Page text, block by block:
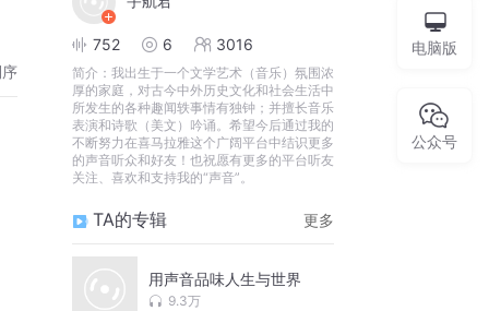
752 6 3016
简介： 我出生于一个文学艺术（音乐）氛围浓
厚的家庭，对古今中外历史文化和社会生活中
所发生的各种趣闻轶事情有独钟；并擅长音乐
表演和诗歌（美文）吟诵。希望今后通过我的
不断努力在喜马拉雅这个广阔平台中结识更多
的声音听众和好友！也祝愿有更多的平台听友
关注、喜欢和支持我的“声音”。
TA的专辑 更多
用声音品味人生与世界
9.3万
电脑版
公众号